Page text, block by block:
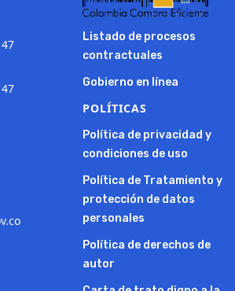
Listado de procesos
contractuales
Gobierno en línea
POLÍTICAS
Política de privacidad y
condiciones de uso
Política de Tratamiento y
protección de datos
personales
Política de derechos de
autor